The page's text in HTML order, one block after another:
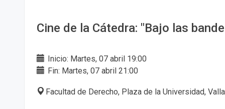
Cine de la Cátedra: "Bajo las
Inicio: Martes, 07 abril 19:00
Fin: Martes, 07 abril 21:00
Facultad de Derecho, Plaza de la Universidad,